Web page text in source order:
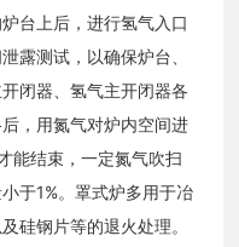
台上后，进行氢气入口
露测试，以确保炉台、
闭器、氢气主开闭器各
，用氮气对炉内空间进
能结束，一定氮气吹扫
于1%。罩式炉多用于冶
硅钢片等的退火处理。